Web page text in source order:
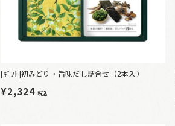
[ｷﾞﾌﾄ]初みどり・旨味だし詰合せ（2本入）
¥2,324 税込